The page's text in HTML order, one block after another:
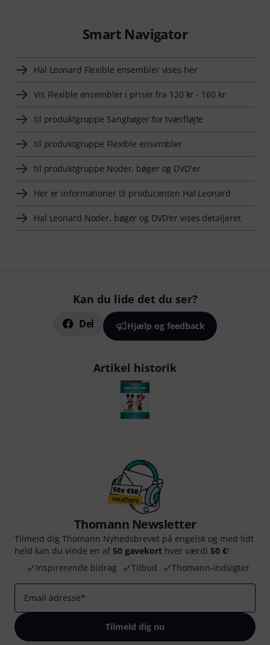
Smart Navigator
Hal Leonard Flexible ensembler vises her
Vis Flexible ensembler i priser fra 120 kr - 160 kr
til produktgruppe Sangbøger for tværfløjte
til produktgruppe Flexible ensembler
til produktgruppe Noder, bøger og DVD'er
Her er informationer til producenten Hal Leonard
Hal Leonard Noder, bøger og DVD'er vises detaljeret
Kan du lide det du ser?
Del Hjælp og feedback
Artikel historik
Thomann Newsletter
Tilmeld dig Thomann Nyhedsbrevet på engelsk og med lidt
held kan du vinde en af 50 gavekort hver værdi 50 €!
Inspirerende bidrag
Tilbud Thomann-indsigter
Email adresse*
Tilmeld dig nu